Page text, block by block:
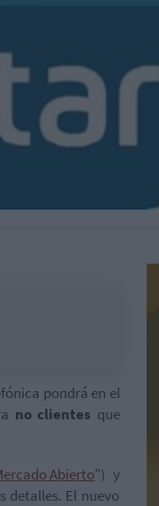
pondrá en el
no clientes que
Abierto") y
detalles. El nuevo